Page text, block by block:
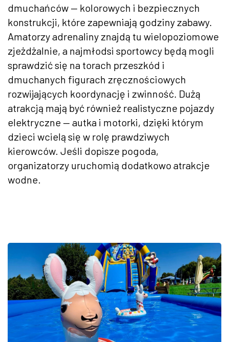
dmuchańców — kolorowych i bezpiecznych
konstrukcji, które zapewniają godziny zabawy.
Amatorzy adrenaliny znajdą tu wielopoziomowe
zjeżdżalnie, a najmłodsi sportowcy będą mogli
sprawdzić się na torach przeszkód i
dmuchanych figurach zręcznościowych
rozwijających koordynację i zwinność. Dużą
atrakcją mają być również realistyczne pojazdy
elektryczne — autka i motorki, dzięki którym
dzieci wcielą się w rolę prawdziwych
kierowców. Jeśli dopisze pogoda,
organizatorzy uruchomią dodatkowo atrakcje
wodne.